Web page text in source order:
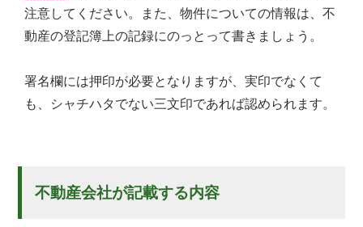
注意してください。また、物件についての情報は、不
動産の登記簿上の記録にのっとって書きましょう。
署名欄には押印が必要となりますが、実印でなくて
も、シャチハタでない三文印であれば認められます。
不動産会社が記載する内容